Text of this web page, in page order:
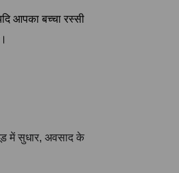
आपका बच्चा रस्सी
में सुधार, अवसाद के